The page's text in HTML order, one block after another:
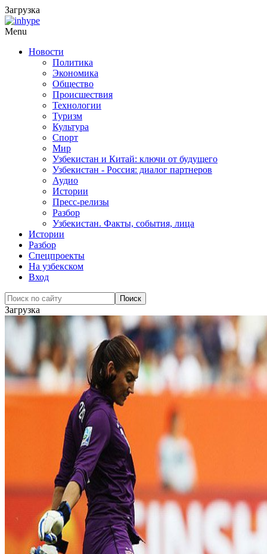
Загрузка
Menu
Новости
Политика
Экономика
Общество
Происшествия
Технологии
Туризм
Культура
Спорт
Мир
Узбекистан и Китай: ключи от будущего
Узбекистан - Россия: диалог партнеров
Аудио
Истории
Пресс-релизы
Разбор
Узбекистан. Факты, события, лица
Истории
Разбор
Спецпроекты
На узбекском
Вход
Загрузка